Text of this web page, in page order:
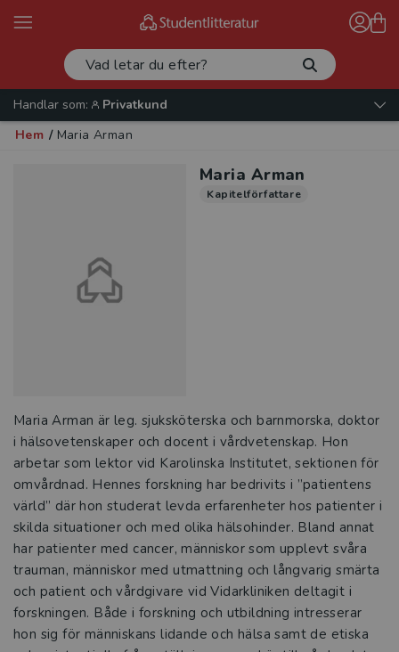
Handlar som:
Privatkund
Hem / Maria Arman
Maria Arman
Kapitelförfattare
Maria Arman är leg. sjuksköterska och barnmorska, doktor
i hälsovetenskaper och docent i vårdvetenskap. Hon
arbetar som lektor vid Karolinska Institutet, sektionen för
omvårdnad. Hennes forskning har bedrivits i ”patientens
värld” där hon studerat levda erfarenheter hos patienter i
skilda situationer och med olika hälsohinder. Bland annat
har patienter med cancer, människor som upplevt svåra
trauman, människor med utmattning och långvarig smärta
och patient och vårdgivare vid Vidarkliniken deltagit i
forskningen. Både i forskning och utbildning intresserar
hon sig för människans lidande och hälsa samt de etiska